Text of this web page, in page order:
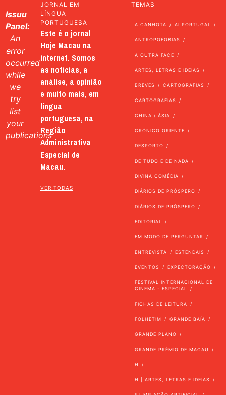
Issuu
Panel:
An
error
occurred
while
we
try
list
your
publications
JORNAL EM
LÍNGUA
PORTUGUESA
Este é o jornal
Hoje Macau na
internet. Somos
as notícias, a
análise, a opinião
e muito mais, em
língua
portuguesa, na
Região
Administrativa
Especial de
Macau.
VER TODAS
TEMAS
A CANHOTA AI PORTUGAL
ANTROPOFOBIAS
A OUTRA FACE
ARTES, LETRAS E IDEIAS
BREVES CARTOGRAFIAS
CARTOGRAFIAS
CHINA / ÁSIA
CRÓNICO ORIENTE
DESPORTO
DE TUDO E DE NADA
DIVINA COMÉDIA
DIÁRIOS DE PRÓSPERO
DIÁRIOS DE PRÓSPERO
EDITORIAL
EM MODO DE PERGUNTAR
ENTREVISTA ESTENDAIS
EVENTOS EXPECTORAÇÃO
FESTIVAL INTERNACIONAL DE
CINEMA - ESPECIAL
FICHAS DE LEITURA
FOLHETIM GRANDE BAÍA
GRANDE PLANO
GRANDE PRÉMIO DE MACAU
H
H | ARTES, LETRAS E IDEIAS